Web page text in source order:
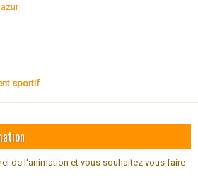
sportif
de l'animation et vous souhaitez vous faire